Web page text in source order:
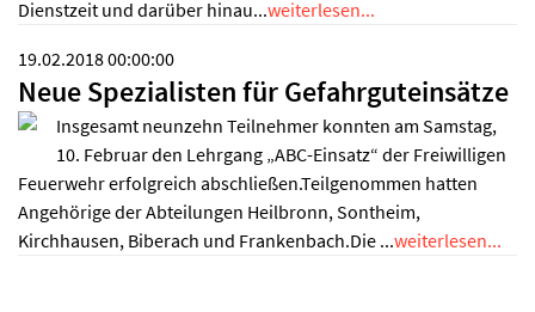
Dienstzeit und darüber hinau...weiterlesen...
19.02.2018 00:00:00
Neue Spezialisten für Gefahrguteinsätze
Insgesamt neunzehn Teilnehmer konnten am Samstag,
10. Februar den Lehrgang „ABC-Einsatz“ der Freiwilligen
Feuerwehr erfolgreich abschließen.Teilgenommen hatten
Angehörige der Abteilungen Heilbronn, Sontheim,
Kirchhausen, Biberach und Frankenbach.Die ...weiterlesen...